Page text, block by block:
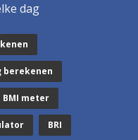
dag
berekenen
BMI meter
BRI